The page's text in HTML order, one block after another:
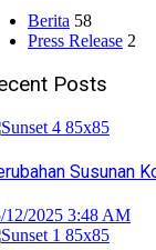
Berita 58
Press Release 2
Posts
Susunan
12/2025 3:48 AM